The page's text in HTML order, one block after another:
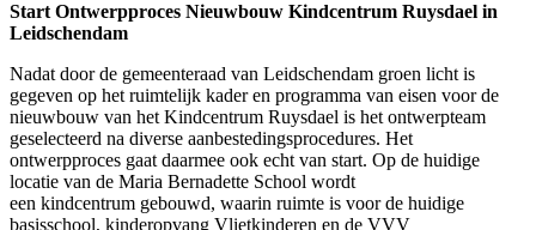
Start Ontwerpproces Nieuwbouw Kindcentrum Ruysdael in
Leidschendam
Nadat door de gemeenteraad van Leidschendam groen licht is
gegeven op het ruimtelijk kader en programma van eisen voor de
nieuwbouw van het Kindcentrum Ruysdael is het ontwerpteam
geselecteerd na diverse aanbestedingsprocedures. Het
ontwerpproces gaat daarmee ook echt van start. Op de huidige
locatie van de Maria Bernadette School wordt
een kindcentrum gebouwd, waarin ruimte is voor de huidige
basisschool, kinderopvang Vlietkinderen en de VVV